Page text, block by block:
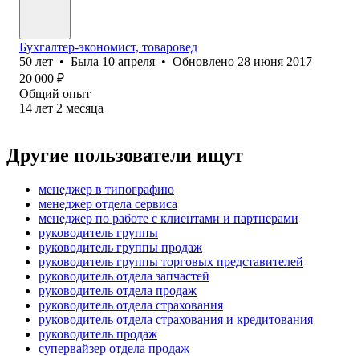
Бухгалтер-экономист, товаровед
50 лет • Была 10 апреля • Обновлено 28 июня 2017
20 000 ₽
Общий опыт
14 лет 2 месяца
Другие пользователи ищут
менеджер в типографию
менеджер отдела сервиса
менеджер по работе с клиентами и партнерами
руководитель группы
руководитель группы продаж
руководитель группы торговых представителей
руководитель отдела запчастей
руководитель отдела продаж
руководитель отдела страхования
руководитель отдела страхования и кредитования
руководитель продаж
супервайзер отдела продаж